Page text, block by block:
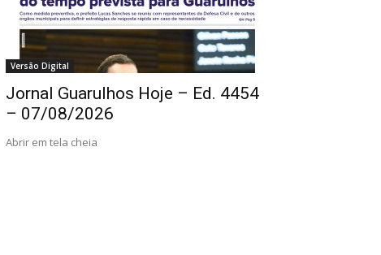
Versão Digital
Jornal Guarulhos Hoje – Ed. 4454
– 07/08/2026
Abrir em tela cheia